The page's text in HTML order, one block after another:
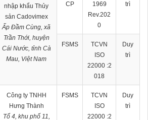
nhập khẩu Thủy
sản Cadovimex
Ấp Đầm Cùng, xã
Trần Thới, huyện
Cái Nước, tỉnh Cà
Mau, Việt Nam
CP
1969
Rev.202
0
trì
FSMS
TCVN
ISO
22000 :2
018
Duy
trì
Công ty TNHH
Hưng Thành
Tổ 4, khu phố 11,
FSMS
TCVN
ISO
22000 :2
Duy
trì